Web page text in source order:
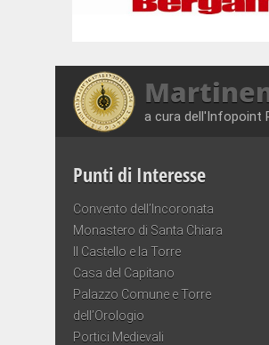
a cura dell'Infopoint
Punti di Interesse
Convento dell’Incoronata
Monastero di Santa Chiara
Il Castello e la Torre
Casa del Capitano
Palazzo Comune e Torre
dell’Orologio
Portici Medievali